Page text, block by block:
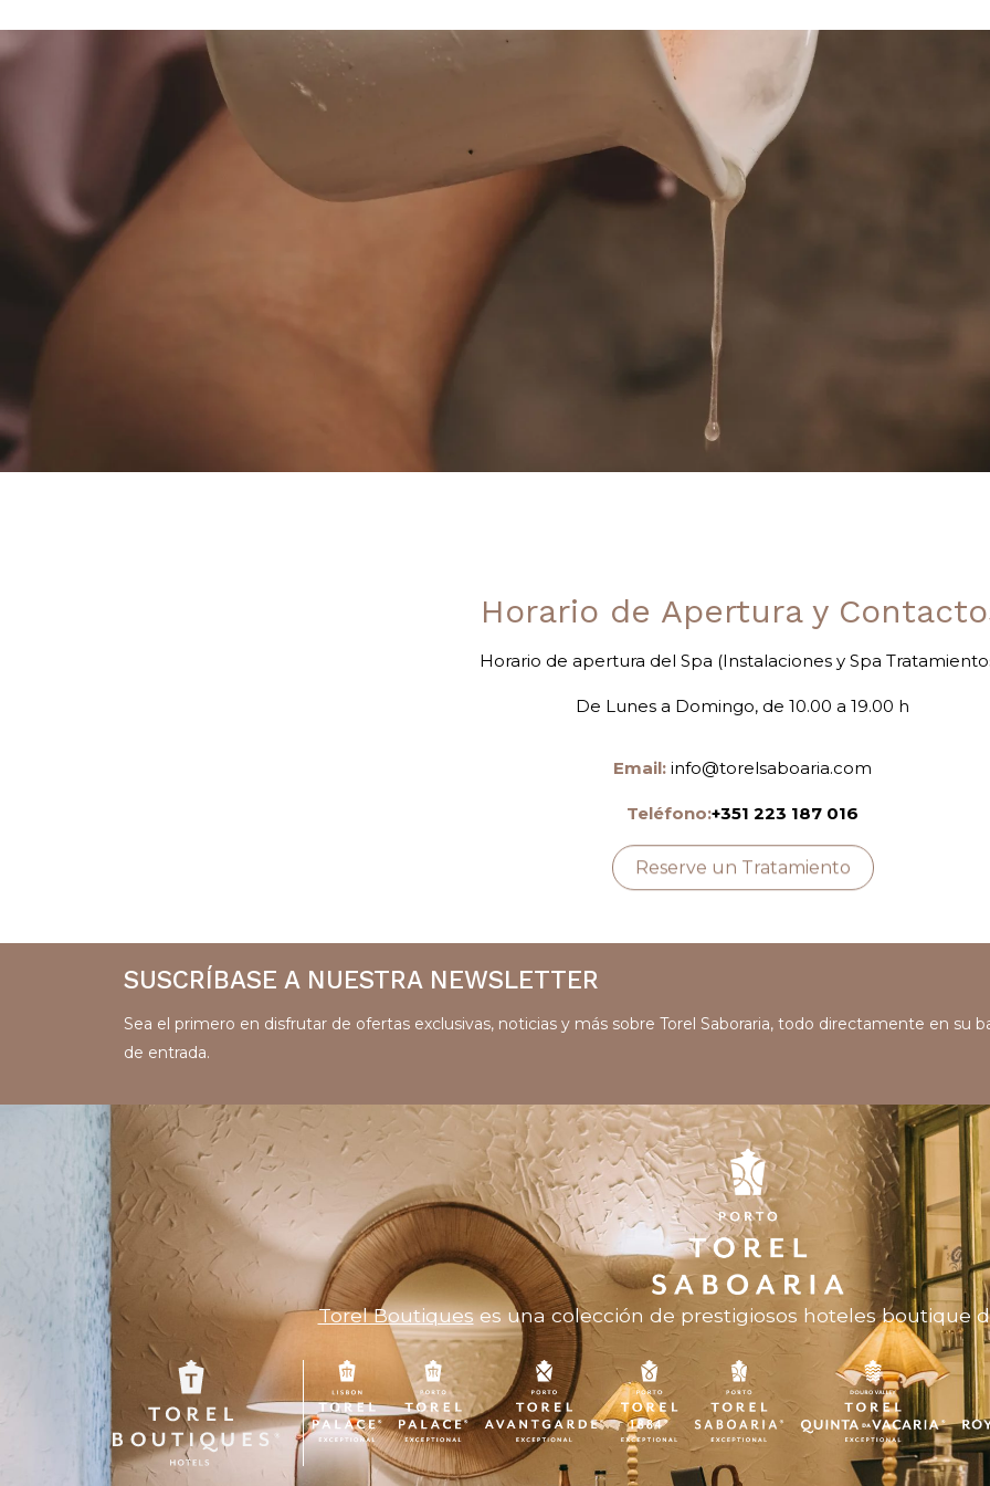
Horario de Apertura y
Horario de apertura del Spa (Instalaciones y Spa
De Lunes a Domingo, de 10.00 a 19.00 h
Email: info@torelsaboaria.com
Teléfono:+351 223 187 016
Reserve un Tratamiento
SUSCRÍBASE A NUESTRA NEWSLETTER
Sea el primero en disfrutar de ofertas exclusivas, noticias y más sobre Torel Saboraria, todo directamente en su
de entrada.
Torel Boutiqueses una colección de prestigiosos hoteles boutique